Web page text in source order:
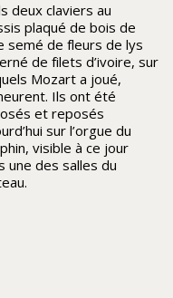
deux claviers au
plaqué de bois de
semé de fleurs de lys
de filets d’ivoire, sur
Mozart a joué,
Ils ont été
et reposés
sur l’orgue du
visible à ce jour
une des salles du